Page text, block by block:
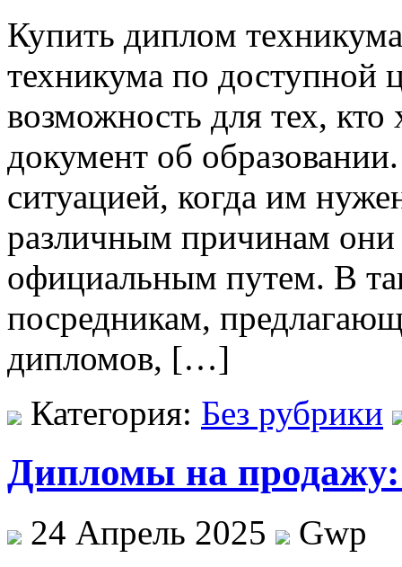
Купить диплoм
техникума по доступной
возможность для тех,
документ об
ситуацией, когда им
различным причинам они
официальным путем. В
посредникам,
дипломов, […]
Категория: Без рубрики
Дипломы на
24 Апрель 2025
Gwp